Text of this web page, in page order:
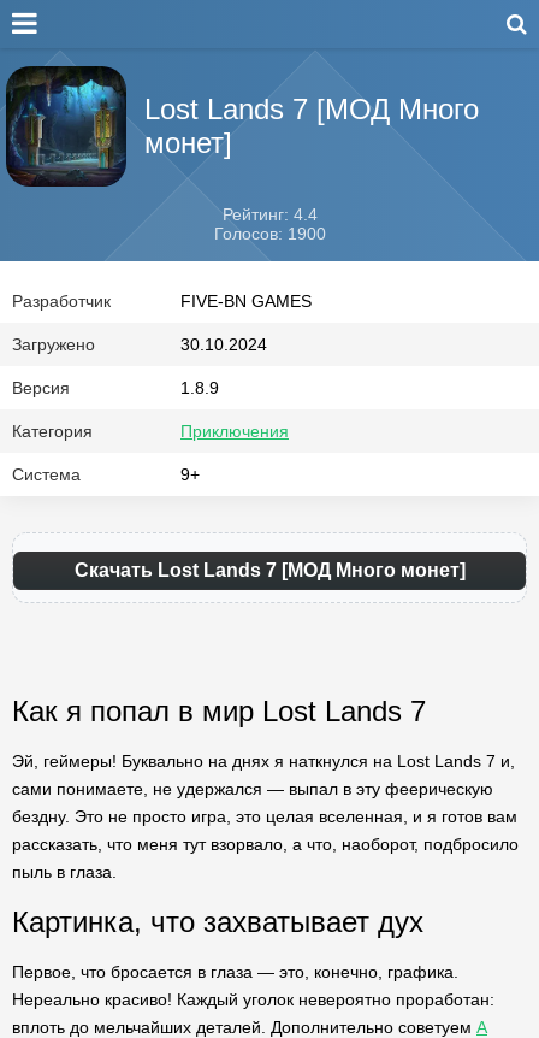
Lost Lands 7 [МОД Много
монет]
Рейтинг: 4.4
Голосов: 1900
Разработчик FIVE-BN GAMES
Загружено 30.10.2024
Версия 1.8.9
Категория Приключения
Система 9+
Скачать Lost Lands 7 [МОД Много монет]
Как я попал в мир Lost Lands 7
Эй, геймеры! Буквально на днях я наткнулся на Lost Lands 7 и,
сами понимаете, не удержался — выпал в эту феерическую
бездну. Это не просто игра, это целая вселенная, и я готов вам
рассказать, что меня тут взорвало, а что, наоборот, подбросило
пыль в глаза.
Картинка, что захватывает дух
Первое, что бросается в глаза — это, конечно, графика.
Нереально красиво! Каждый уголок невероятно проработан:
вплоть до мельчайших деталей. Дополнительно советуем A